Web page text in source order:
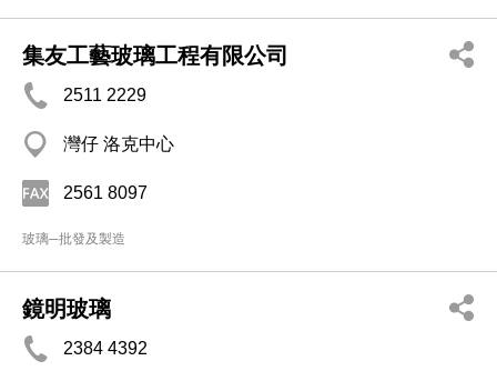
集友工藝玻璃工程有限公司
2511 2229
灣仔 洛克中心
2561 8097
玻璃─批發及製造
鏡明玻璃
2384 4392